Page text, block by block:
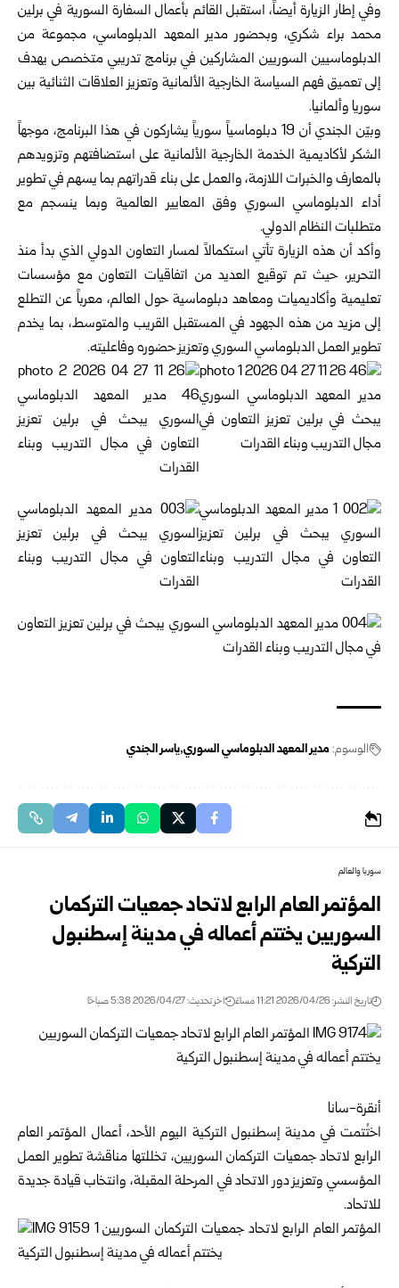
وفي إطار الزيارة أيضاً، استقبل القائم بأعمال السفارة السورية في برلين
محمد براء شكري، وبحضور مدير المعهد الدبلوماسي، مجموعة من
الدبلوماسيين السوريين المشاركين في برنامج تدريبي متخصص يهدف
إلى تعميق فهم السياسة الخارجية الألمانية وتعزيز العلاقات الثنائية بين
سوريا وألمانيا.
وبيّن الجندي أن 19 دبلوماسياً سورياً يشاركون في هذا البرنامج، موجهاً
الشكر لأكاديمية الخدمة الخارجية الألمانية على استضافتهم وتزويدهم
بالمعارف والخبرات اللازمة، والعمل على بناء قدراتهم بما يسهم في تطوير
أداء الدبلوماسي السوري وفق المعايير العالمية وبما ينسجم مع
متطلبات النظام الدولي.
وأكد أن هذه الزيارة تأتي استكمالاً لمسار التعاون الدولي الذي بدأ منذ
التحرير، حيث تم توقيع العديد من اتفاقيات التعاون مع مؤسسات
تعليمية وأكاديميات ومعاهد دبلوماسية حول العالم، معرباً عن التطلع
إلى مزيد من هذه الجهود في المستقبل القريب والمتوسط، بما يخدم
تطوير العمل الدبلوماسي السوري وتعزيز حضوره وفاعليته.
الوسوم: مدير المعهد الدبلوماسي السوري ياسر الجندي
سوريا والعالم
المؤتمر العام الرابع لاتحاد جمعيات التركمان
السوريين يختتم أعماله في مدينة إسطنبول
التركية
تاريخ النشر: 2026/04/26 11:21 مساءً اخر تحديث: 2026/04/27 5:38 صباحًا
أنقرة-سانا
اختُتمت في مدينة إسطنبول التركية اليوم الأحد، أعمال المؤتمر العام
الرابع لاتحاد جمعيات التركمان السوريين، تخللتها مناقشة تطوير العمل
المؤسسي وتعزيز دور الاتحاد في المرحلة المقبلة، وانتخاب قيادة جديدة
للاتحاد.